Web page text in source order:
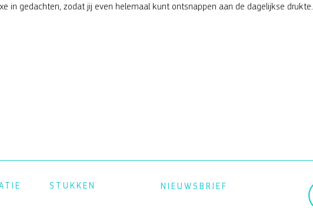
in gedachten, zodat jij even helemaal kunt ontsnappen aan de dagelijkse drukte.
STUKKEN NIEUWSBRIEF